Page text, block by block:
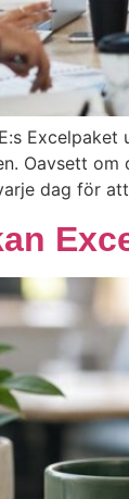
Oavsett
dag för